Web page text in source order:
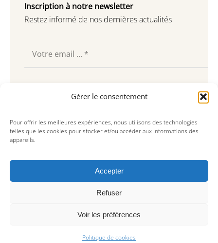
Gérer le consentement
Pour offrir les meilleures expériences, nous utilisons des technologies
telles que les cookies pour stocker et/ou accéder aux informations des
appareils.
Accepter
Refuser
Voir les préférences
Politique de cookies
Inscription à notre newsletter
Restez informé de nos dernières actualités
Souscrire
© Copyright 2023, AREA Paris